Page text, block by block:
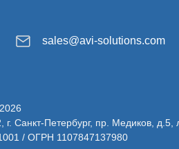
sales@avi-solutions.com
Санкт-Петербург, пр. Медиков, д.5,
/ ОГРН 1107847137980